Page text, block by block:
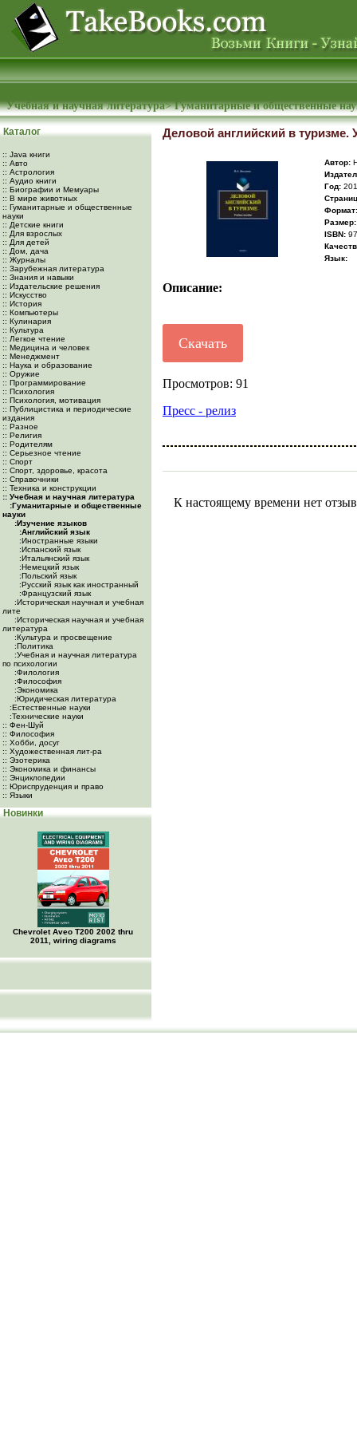
Учебная и научная литература>Гуманитарные и общественные
Каталог
:: Java книги
:: Авто
:: Астрология
:: Аудио книги
:: Биографии и Мемуары
:: В мире животных
:: Гуманитарные и общественные
науки
:: Детские книги
:: Для взрослых
:: Для детей
:: Дом, дача
:: Журналы
:: Зарубежная литература
:: Знания и навыки
:: Издательские решения
:: Искусство
:: История
:: Компьютеры
:: Кулинария
:: Культура
:: Легкое чтение
:: Медицина и человек
:: Менеджмент
:: Наука и образование
:: Оружие
:: Программирование
:: Психология
:: Психология, мотивация
:: Публицистика и периодические
издания
:: Разное
:: Религия
:: Родителям
:: Серьезное чтение
:: Спорт
:: Спорт, здоровье, красота
:: Справочники
:: Техника и конструкции
:: Учебная и научная литература
:Гуманитарные и общественные
науки
:Изучение языков
:Английский язык
:Иностранные языки
:Испанский язык
:Итальянский язык
:Немецкий язык
:Польский язык
:Русский язык как иностранный
:Французский язык
:Историческая научная и учебная
лите
:Историческая научная и учебная
литература
:Культура и просвещение
:Политика
:Учебная и научная литература
по психологии
:Филология
:Философия
:Экономика
:Юридическая литература
:Естественные науки
:Технические науки
:: Фен-Шуй
:: Философия
:: Хобби, досуг
:: Художественная лит-ра
:: Эзотерика
:: Экономика и финансы
:: Энциклопедии
:: Юриспруденция и право
:: Языки
Новинки
Chevrolet Aveo Т200 2002 thru
2011, wiring diagrams
Деловой английский в туризме.
Автор:
Год:
Формат:
Размер:
ISBN:
Язык:
Описание:
Скачать
Просмотров: 91
Пресс - релиз
К настоящему времени нет